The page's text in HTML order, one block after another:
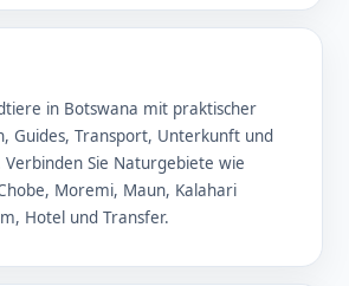
in Botswana mit praktischer
Guides, Transport, Unterkunft und
Sie Naturgebiete wie
Moremi, Maun, Kalahari
Hotel und Transfer.